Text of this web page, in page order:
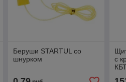
Беруши STARTUL со
шнурком
с